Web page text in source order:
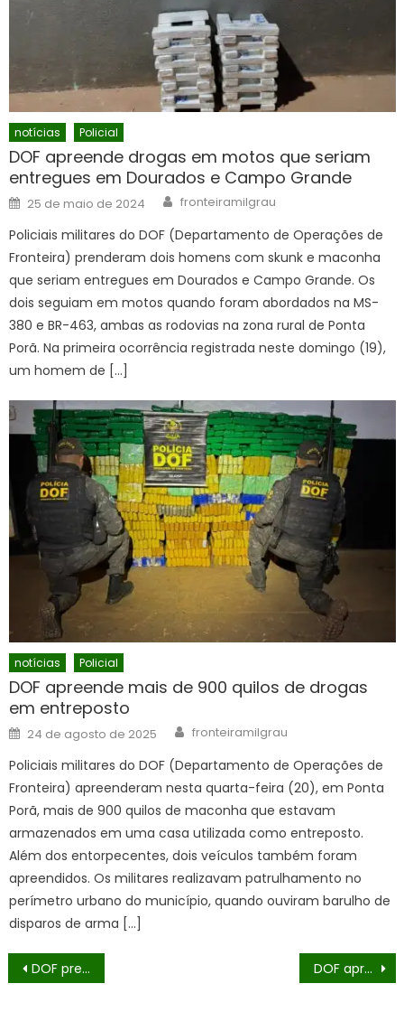
notícias Policial
DOF apreende drogas em motos que seriam
entregues em Dourados e Campo Grande
Posted
on
25 de maio de 2024 Author
fronteiramilgrau
Policiais militares do DOF (Departamento de Operações de
Fronteira) prenderam dois homens com skunk e maconha
que seriam entregues em Dourados e Campo Grande. Os
dois seguiam em motos quando foram abordados na MS-
380 e BR-463, ambas as rodovias na zona rural de Ponta
Porã. Na primeira ocorrência registrada neste domingo (19),
um homem de […]
notícias Policial
DOF apreende mais de 900 quilos de drogas
em entreposto
Posted
on
24 de agosto de 2025 Author
fronteiramilgrau
Policiais militares do DOF (Departamento de Operações de
Fronteira) apreenderam nesta quarta-feira (20), em Ponta
Porã, mais de 900 quilos de maconha que estavam
armazenados em uma casa utilizada como entreposto.
Além dos entorpecentes, dois veículos também foram
apreendidos. Os militares realizavam patrulhamento no
perímetro urbano do município, quando ouviram barulho de
disparos de arma […]
Navegação
DOF prende passageiro com revólver escondido em caixa de garrafa térmica em Maracaju DOF apreende 600 quilos de defensivos agrícolas após condutor abandonar veículo